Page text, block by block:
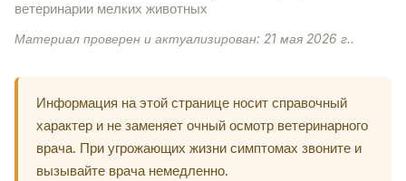
ветеринарии мелких животных
Материал проверен и актуализирован: 21 мая 2026 г..
Информация на этой странице носит справочный
характер и не заменяет очный осмотр ветеринарного
врача. При угрожающих жизни симптомах звоните и
вызывайте врача немедленно.